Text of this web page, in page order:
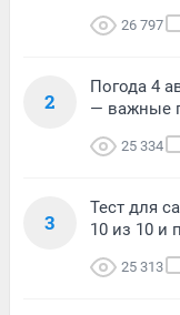
26 797
2
Погода 4
— важные
25 334
3
Тест для
10 из 10 и
25 313